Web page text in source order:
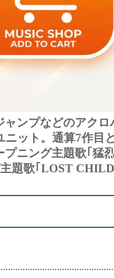
ンプなどのアク
ット。通算7作目
ニング主題歌｢猛
題歌｢LOST